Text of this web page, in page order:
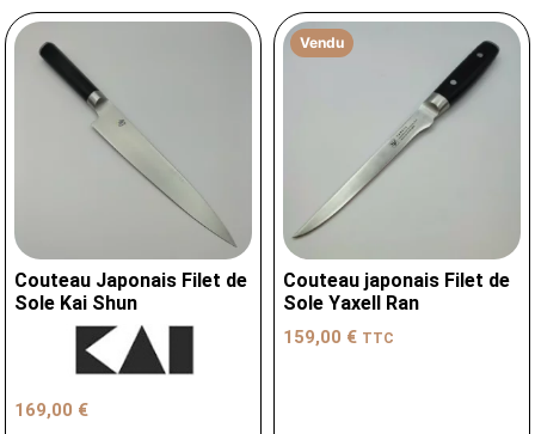
Couteau Japonais Filet de
Sole Kai Shun
169,00 €
Vendu
Couteau japonais Filet de
Sole Yaxell Ran
159,00 € TTC